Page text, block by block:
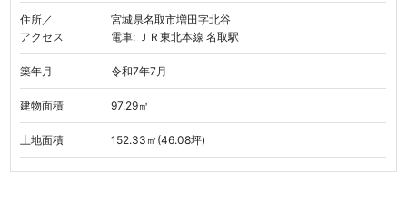
住所／
アクセス
宮城県名取市増田字北谷
電車: ＪＲ東北本線 名取駅
築年月 令和7年7月
建物面積 97.29㎡
土地面積 152.33㎡(46.08坪)